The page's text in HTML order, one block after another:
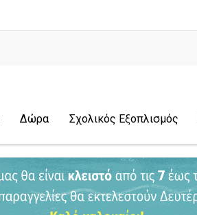
Δώρα Σχολικός Εξοπλισμός